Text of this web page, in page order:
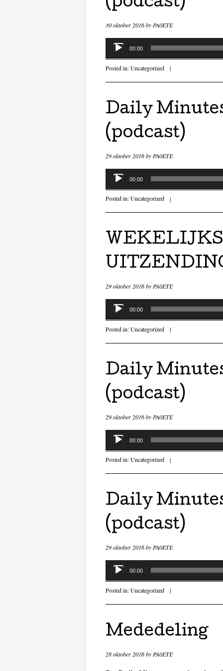
30 oktober 2016by PA0ETE
Audiospeler
00:00
Posted in:Uncategorized |
Daily
(podcast)
29 oktober 2016by PA0ETE
Audiospeler
00:00
Posted in:Uncategorized |
29 oktober 2016by PA0ETE
Audiospeler
00:00
Posted in:Uncategorized |
Daily
(podcast)
29 oktober 2016by PA0ETE
Audiospeler
00:00
Posted in:Uncategorized |
Daily
(podcast)
29 oktober 2016by PA0ETE
Audiospeler
00:00
Posted in:Uncategorized |
Mededeling
28 oktober 2016by PA0ETE